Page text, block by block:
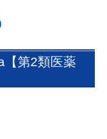
【第2類医薬